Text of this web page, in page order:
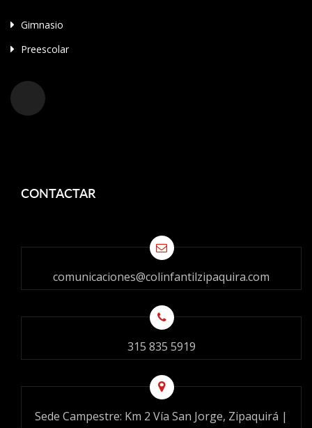
Gimnasio
Preescolar
CONTACTAR
comunicaciones@colinfantilzipaquira.com
315 835 5919
Sede Campestre: Km 2 Vía San Jorge, Zipaquirá |